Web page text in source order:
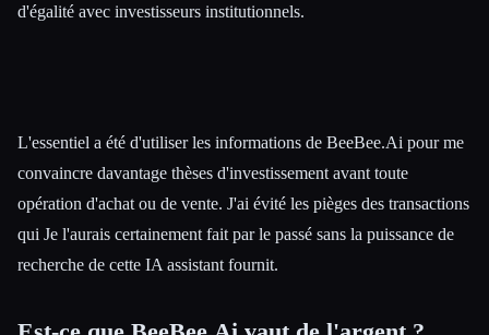
d'égalité avec investisseurs institutionnels.
L'essentiel a été d'utiliser les informations de BeeBee.Ai pour me
convaincre davantage thèses d'investissement avant toute
opération d'achat ou de vente. J'ai évité les pièges des transactions
qui Je l'aurais certainement fait par le passé sans la puissance de
recherche de cette IA assistant fournit.